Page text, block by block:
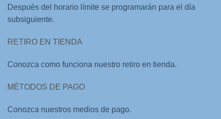
Después del horario límite se programarán para el día
subsiguiente.
RETIRO EN TIENDA
Conozca como funciona nuestro retiro en tienda.
MÉTODOS DE PAGO
Conozca nuestros medios de pago.